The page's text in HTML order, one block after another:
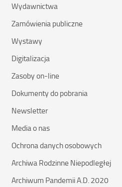
Wydawnictwa
Zamówienia publiczne
Wystawy
Digitalizacja
Zasoby on-line
Dokumenty do pobrania
Newsletter
Media o nas
Ochrona danych osobowych
Archiwa Rodzinne Niepodległej
Archiwum Pandemii A.D. 2020